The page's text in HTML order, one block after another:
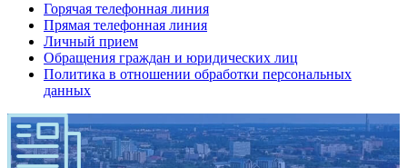
Горячая телефонная линия
Прямая телефонная линия
Личный прием
Обращения граждан и юридических лиц
Политика в отношении обработки персональных
данных